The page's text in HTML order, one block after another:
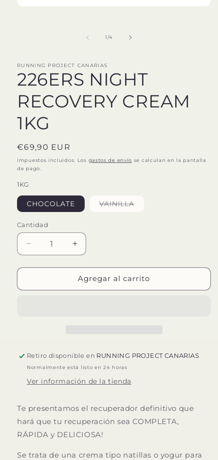
1/de
4
RUNNING PROJECT CANARIAS
226ERS NIGHT
RECOVERY CREAM
1KG
Precio
habitual
€69,90 EUR
Impuestos incluidos. Los gastos de envío se calculan en la pantalla
de pago.
1KG
CHOCOLATE VAINILLAVariante
Cantidad
Reducir
cantidad
para
NIGHT
Aumentar
cantidad
para
226ERS
NIGHT
Agregar al carrito
Retiro disponible en RUNNING PROJECT CANARIAS
Normalmente está listo en 24 horas
Ver información de la tienda
Te presentamos el recuperador definitivo que
hará que tu recuperación sea COMPLETA,
RÁPIDA y DELICIOSA!
Se trata de una crema tipo natillas o yogur para